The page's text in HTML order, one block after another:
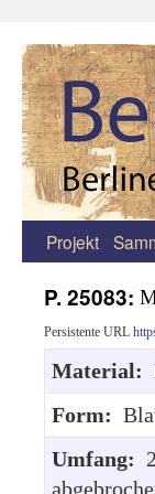
Zum
springen
Projekt
P. 25083:
Persistente URL
Material:
Form:
Umfang: